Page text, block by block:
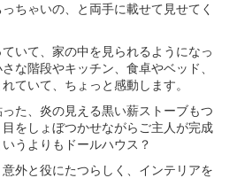
ちゃいの、と両手に載せて見せてく
いて、家の中を見られるようになっ
な階段やキッチン、食卓やベッド、
ていて、ちょっと感動します。
た、炎の見える黒い薪ストーブもつ
をしょぼつかせながらご主人が完成
うよりもドールハウス？
外と役にたつらしく、インテリアを